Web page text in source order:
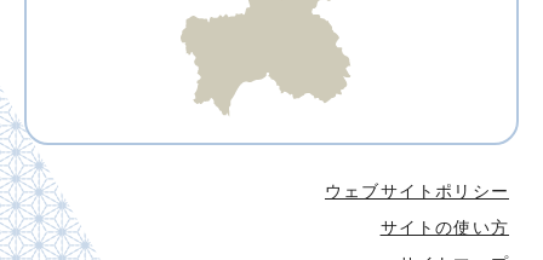
ウェブサイトポリシー
サイトの使い方